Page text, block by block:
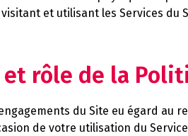
et utilisant les Services du
rôle de la
du Site eu égard au
de votre utilisation du